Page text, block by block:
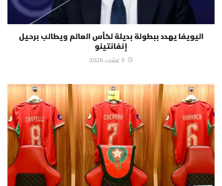
اليويفا يهدد ببطولة بديلة لكأس العالم ويطالب برحيل
إنفانتينو
5 غشت، 2026